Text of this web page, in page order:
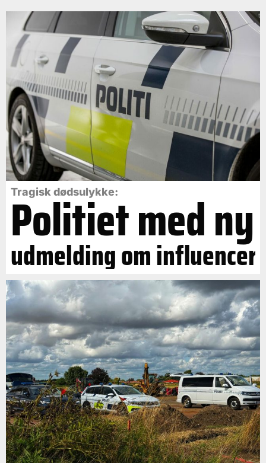
Tragisk dødsulykke:
Politiet med ny
udmelding om influencer